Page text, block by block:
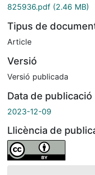
825936.pdf (2.46 MB)
Tipus de
Article
Versió
Versió publicada
Data de publicació
2023-12-09
Llicència de